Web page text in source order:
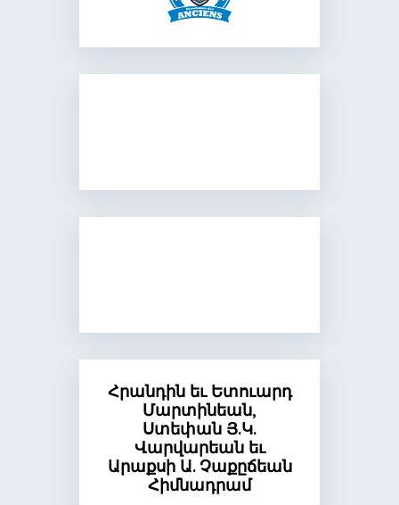
Հրանդին եւ Ետուարդ
Մարտինեան,
Ստեփան Յ.Կ.
Վարվարեան եւ
Արաքսի Ա. Չաքըճեան
Հիմնադրամ